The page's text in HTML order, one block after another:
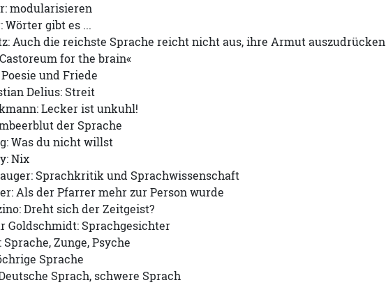
modularisieren
gibt es ...
Auch die reichste Sprache reicht nicht aus, ihre Armut auszudrücken
for the brain«
und Friede
Delius: Streit
Lecker ist unkuhl!
der Sprache
Was du nicht willst
Nix
Sprachkritik und Sprachwissenschaft
Als der Pfarrer mehr zur Person wurde
Dreht sich der Zeitgeist?
Goldschmidt: Sprachgesichter
Zunge, Psyche
Sprache
Sprach, schwere Sprach